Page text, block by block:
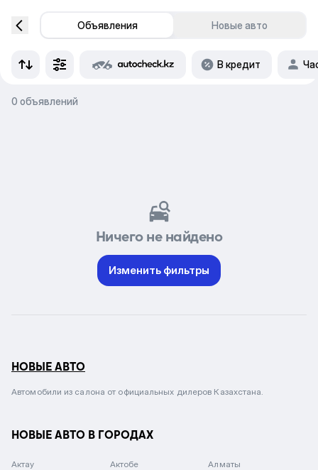
Объявления Новые авто
В кредит
0 объявлений
Ничего не найдено
Изменить фильтры
НОВЫЕ АВТО
Автомобили из салона от официальных дилеров Казахстана.
НОВЫЕ АВТО В ГОРОДАХ
Актау Актобе Алматы